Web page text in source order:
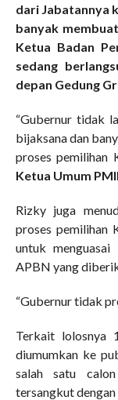
dari Jabatannya
banyak
Ketua Badan
sedang
depan Gedung
“Gubernur tidak
bijaksana dan
proses pemilihan
Ketua Umum
Rizky juga
proses pemilihan
untuk
APBN yang
“Gubernur tidak
Terkait lolosnya
diumumkan ke
salah satu
tersangkut